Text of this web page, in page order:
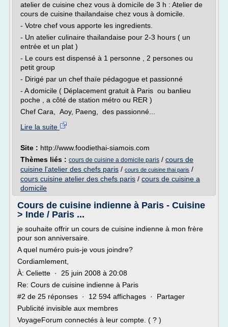
atelier de cuisine chez vous à domicile de 3 h : Atelier de
cours de cuisine thailandaise chez vous à domicile.
- Votre chef vous apporte les ingredients.
- Un atelier culinaire thailandaise pour 2-3 hours ( un
entrée et un plat )
- Le cours est dispensé à 1 personne , 2 persones ou
petit group
- Dirigé par un chef thaïe pédagogue et passionné
- A domicile ( Déplacement gratuit à Paris ou banlieu
poche , a côté de station métro ou RER )
Chef Cara, Aoy, Paeng, des passionné...
Lire la suite
Site : http://www.foodiethai-siamois.com
Thèmes liés : cours de cuisine a domicile paris / cours de
cuisine l'atelier des chefs paris / cours de cuisine thai paris /
cours cuisine atelier des chefs paris / cours de cuisine a
domicile
Cours de cuisine indienne à Paris - Cuisine
> Inde / Paris ...
je souhaite offrir un cours de cuisine indienne à mon frère
pour son anniversaire.
A quel numéro puis-je vous joindre?
Cordiamlement,
À: Celiette · 25 juin 2008 à 20:08
Re: Cours de cuisine indienne à Paris
#2 de 25 réponses · 12 594 affichages · Partager
Publicité invisible aux membres
VoyageForum connectés à leur compte. ( ? )